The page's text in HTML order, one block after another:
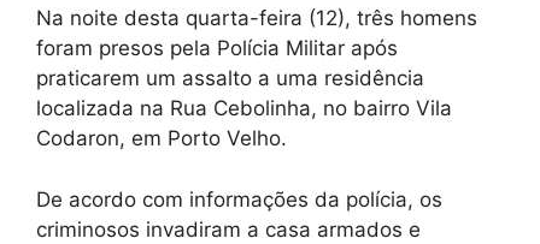
Na noite desta quarta-feira (12), três homens
foram presos pela Polícia Militar após
praticarem um assalto a uma residência
localizada na Rua Cebolinha, no bairro Vila
Codaron, em Porto Velho.
De acordo com informações da polícia, os
criminosos invadiram a casa armados e